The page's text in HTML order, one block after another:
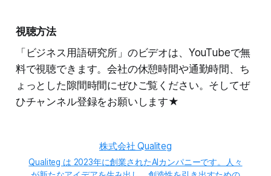
視聴方法
「ビジネス用語研究所」のビデオは、YouTubeで無
料で視聴できます。会社の休憩時間や通勤時間、ち
ょっとした隙間時間にぜひご覧ください。そしてぜ
ひチャンネル登録をお願いします★
株式会社 Qualiteg
Qualiteg は 2023年に創業されたAIカンパニーです。人々